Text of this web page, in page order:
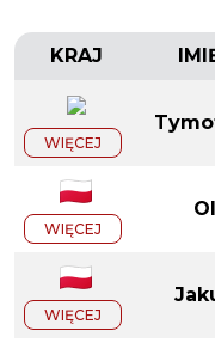
KRAJ
WIĘCEJ
WIĘCEJ
WIĘCEJ